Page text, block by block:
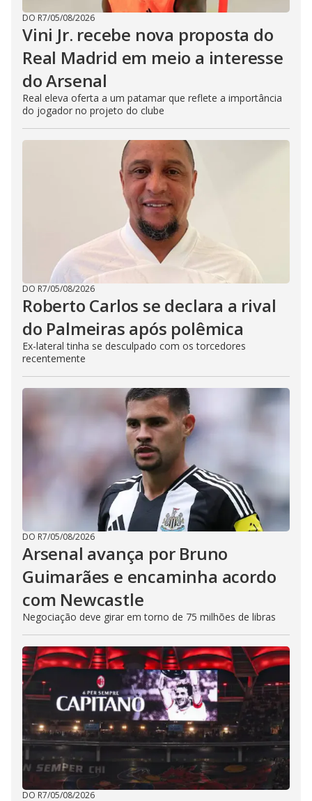
DO R7/05/08/2026
Vini Jr. recebe nova proposta do
Real Madrid em meio a interesse
do Arsenal
Real eleva oferta a um patamar que reflete a importância
do jogador no projeto do clube
DO R7/05/08/2026
Roberto Carlos se declara a rival
do Palmeiras após polêmica
Ex-lateral tinha se desculpado com os torcedores
recentemente
DO R7/05/08/2026
Arsenal avança por Bruno
Guimarães e encaminha acordo
com Newcastle
Negociação deve girar em torno de 75 milhões de libras
DO R7/05/08/2026